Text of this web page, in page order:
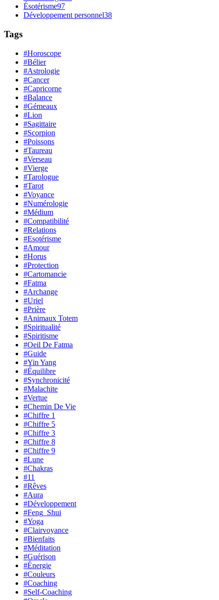
Ésotérisme97
Développement personnel38
Tags
#Horoscope
#Bélier
#Astrologie
#Cancer
#Capricorne
#Balance
#Gémeaux
#Lion
#Sagittaire
#Scorpion
#Poissons
#Taureau
#Verseau
#Vierge
#Tarologue
#Tarot
#Voyance
#Numérologie
#Médium
#Compatibilité
#Relations
#Esotérisme
#Amour
#Horus
#Protection
#Cartomancie
#Fatma
#Archange
#Uriel
#Prière
#Animaux Totem
#Spiritualité
#Spiritisme
#Oeil De Fatma
#Guide
#Yin Yang
#Équilibre
#Synchronicité
#Malachite
#Vertue
#Chemin De Vie
#Chiffre 1
#Chiffre 5
#Chiffre 3
#Chiffre 8
#Chiffre 9
#Lune
#Chakras
#11
#Rêves
#Aura
#Développement
#Feng_Shui
#Yoga
#Clairvoyance
#Bienfaits
#Méditation
#Guérison
#Énergie
#Couleurs
#Coaching
#Self-Coaching